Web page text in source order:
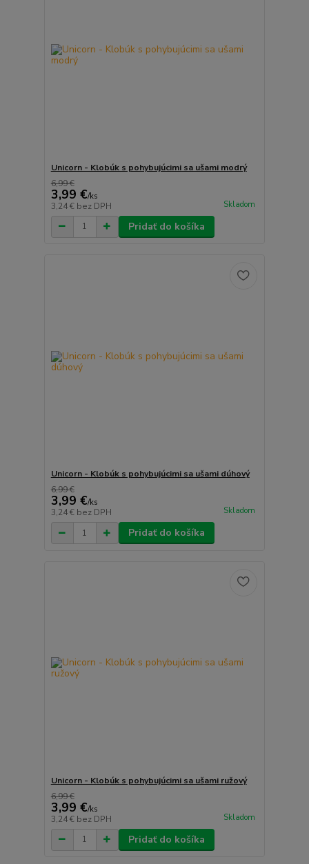
Unicorn - Klobúk s pohybujúcimi sa ušami modrý
6,99 €
3,99 €/ks
3,24 € bez DPH Skladom
Pridať do košíka
Unicorn - Klobúk s pohybujúcimi sa ušami dúhový
6,99 €
3,99 €/ks
3,24 € bez DPH Skladom
Pridať do košíka
Unicorn - Klobúk s pohybujúcimi sa ušami ružový
6,99 €
3,99 €/ks
3,24 € bez DPH Skladom
Pridať do košíka